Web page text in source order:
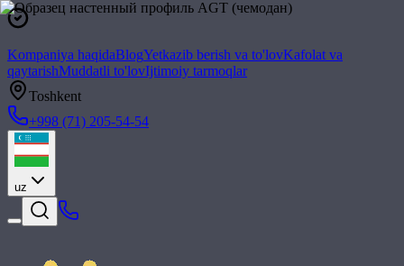
Kompaniya haqidaBlogYetkazib berish va to'lovKafolat va
qaytarishMuddatli to'lovIjtimoiy tarmoqlar
Toshkent
+998 (71) 205-54-54
uz